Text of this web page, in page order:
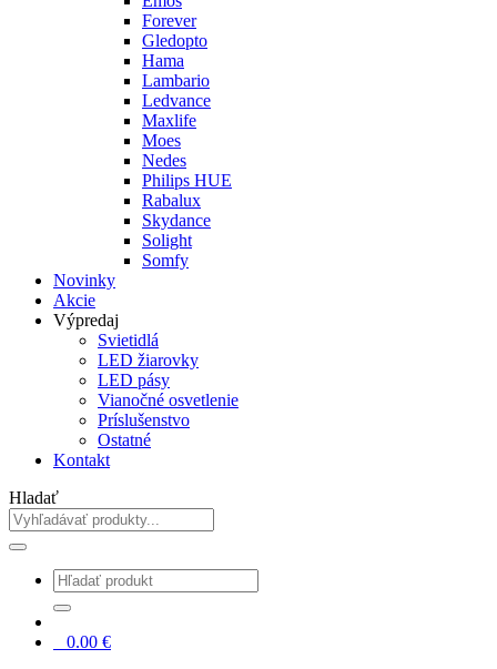
Forever
Gledopto
Hama
Lambario
Ledvance
Maxlife
Moes
Nedes
Philips HUE
Rabalux
Skydance
Solight
Somfy
Novinky
Akcie
Výpredaj
Svietidlá
LED žiarovky
LED pásy
Vianočné osvetlenie
Príslušenstvo
Ostatné
Kontakt
Hladať
0.00 €